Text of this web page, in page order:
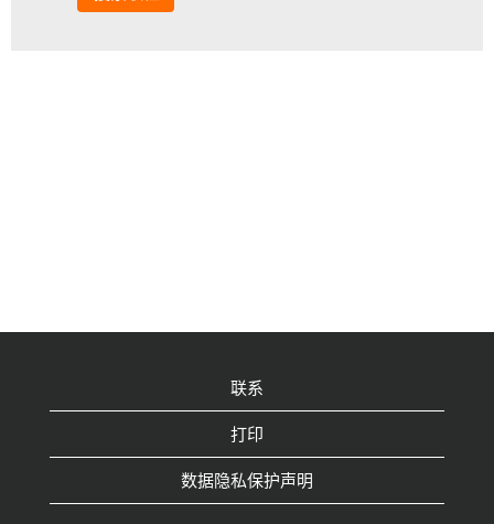
联系
打印
数据隐私保护声明